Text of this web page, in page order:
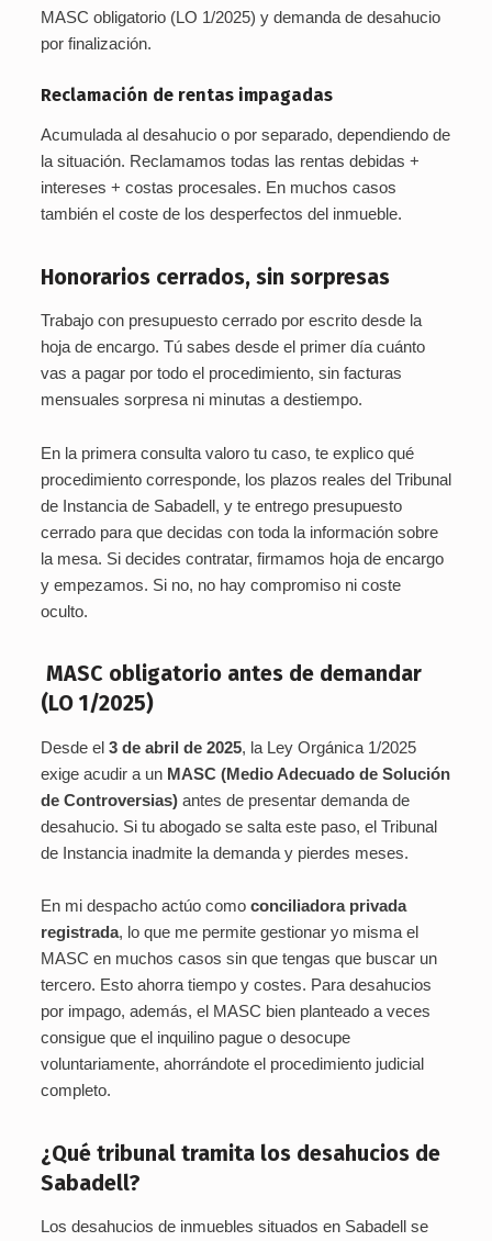
MASC obligatorio (LO 1/2025) y demanda de desahucio
por finalización.
Reclamación de rentas impagadas
Acumulada al desahucio o por separado, dependiendo de
la situación. Reclamamos todas las rentas debidas +
intereses + costas procesales. En muchos casos
también el coste de los desperfectos del inmueble.
Honorarios cerrados, sin sorpresas
Trabajo con presupuesto cerrado por escrito desde la
hoja de encargo. Tú sabes desde el primer día cuánto
vas a pagar por todo el procedimiento, sin facturas
mensuales sorpresa ni minutas a destiempo.
En la primera consulta valoro tu caso, te explico qué
procedimiento corresponde, los plazos reales del Tribunal
de Instancia de Sabadell, y te entrego presupuesto
cerrado para que decidas con toda la información sobre
la mesa. Si decides contratar, firmamos hoja de encargo
y empezamos. Si no, no hay compromiso ni coste
oculto.
MASC obligatorio antes de demandar
(LO 1/2025)
Desde el 3 de abril de 2025, la Ley Orgánica 1/2025
exige acudir a un MASC (Medio Adecuado de Solución
de Controversias)antes de presentar demanda de
desahucio. Si tu abogado se salta este paso, el Tribunal
de Instancia inadmite la demanda y pierdes meses.
En mi despacho actúo como conciliadora privada
registrada, lo que me permite gestionar yo misma el
MASC en muchos casos sin que tengas que buscar un
tercero. Esto ahorra tiempo y costes. Para desahucios
por impago, además, el MASC bien planteado a veces
consigue que el inquilino pague o desocupe
voluntariamente, ahorrándote el procedimiento judicial
completo.
¿Qué tribunal tramita los desahucios de
Sabadell?
Los desahucios de inmuebles situados en Sabadell se